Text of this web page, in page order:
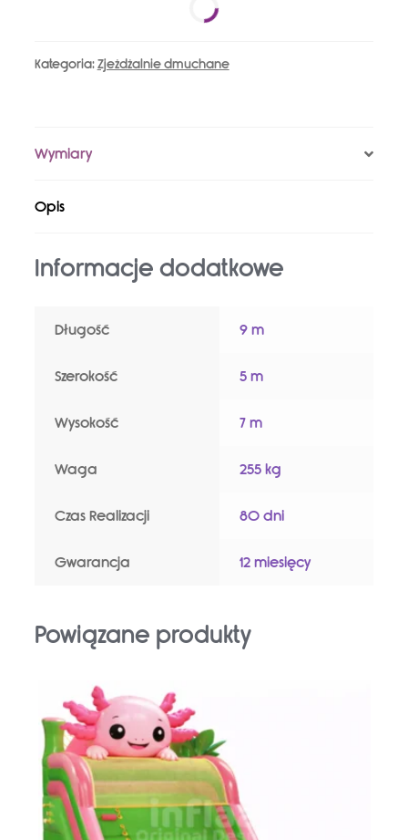
Kategoria:Zjeżdżalnie dmuchane
Wymiary
Opis
Informacje dodatkowe
Długość 9 m
Szerokość 5 m
Wysokość 7 m
Waga 255 kg
Czas Realizacji 80 dni
Gwarancja 12 miesięcy
Powiązane produkty